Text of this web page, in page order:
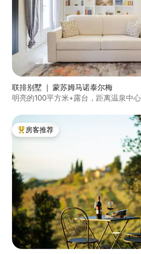
联排别墅 ｜ 蒙苏姆马诺泰尔梅
明亮的100平方米+露台，距离温泉中
热门「房客推荐」
房客推荐